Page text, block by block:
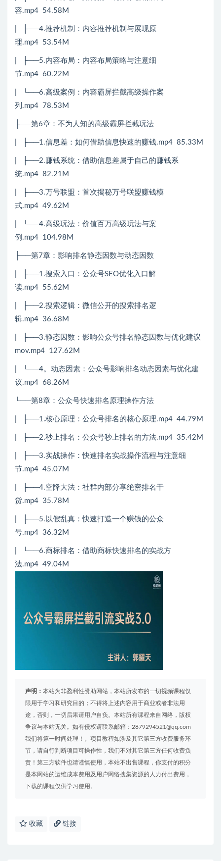
容.mp4 54.58M
| ├──4.推荐机制：内容推荐机制与展现原
理.mp4 53.54M
| ├──5.内容布局：内容布局策略与注意细
节.mp4 60.22M
| └──6.高级案例：内容霸屏拦截高级操作案
列.mp4 78.53M
├──第6章：不为人知的高级霸屏拦截玩法
| ├──1.信息差：如何借助信息快速的赚钱.mp4 85.33M
| ├──2.赚钱系统：借助信息差属于自己的赚钱系
统.mp4 82.21M
| ├──3.万号联盟：首次揭秘万号联盟赚钱模
式.mp4 49.62M
| └──4.高级玩法：价值百万高级玩法与案
例.mp4 104.98M
├──第7章：影响排名静态因数与动态因数
| ├──1.搜索入口：公众号SEO优化入口解
读.mp4 55.62M
| ├──2.搜索逻辑：微信公开的搜索排名逻
辑.mp4 36.68M
| ├──3.静态因数：影响公众号排名静态因数与优化建议
mov.mp4 127.62M
| └──4。动态因素：公众号影响排名动态因素与优化建
议.mp4 68.26M
└──第8章：公众号快速排名原理操作方法
| ├──1.核心原理：公众号排名的核心原理.mp4 44.79M
| ├──2.秒上排名：公众号秒上排名的方法.mp4 35.42M
| ├──3.实战操作：快速排名实战操作流程与注意细
节.mp4 45.07M
| ├──4.空降大法：社群内部分享绝密排名干
货.mp4 35.78M
| ├──5.以假乱真：快速打造一个赚钱的公众
号.mp4 36.32M
| └──6.商标排名：借助商标快速排名的实战方
法.mp4 49.04M
声明： 本站为非盈利性赞助网站，本站所发布的一切视频课程仅
限用于学习和研究目的；不得将上述内容用于商业或者非法用
途，否则，一切后果请用户自负。本站所有课程来自网络，版权
争议与本站无关。如有侵权请联系邮箱：2879294521@qq.com
我们将第一时间处理！。项目教程如涉及其它第三方收费服务环
节，请自行判断项目可操作性，我们不对其它第三方任何收费负
责！第三方软件也请谨慎使用，本站不出售课程，你支付的积分
是本网站的运维成本费用及用户网络搜集资源的人力付出费用，
下载的课程仅供学习使用。
收藏 链接